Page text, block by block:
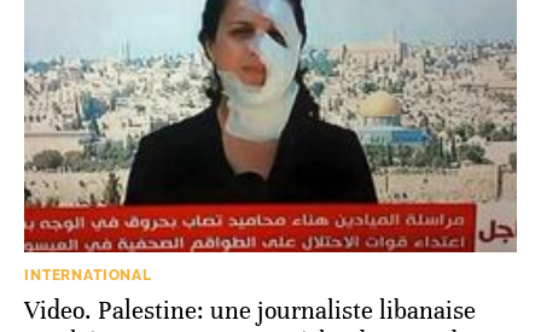
INTERNATIONAL
Video. Palestine: une journaliste libanaise